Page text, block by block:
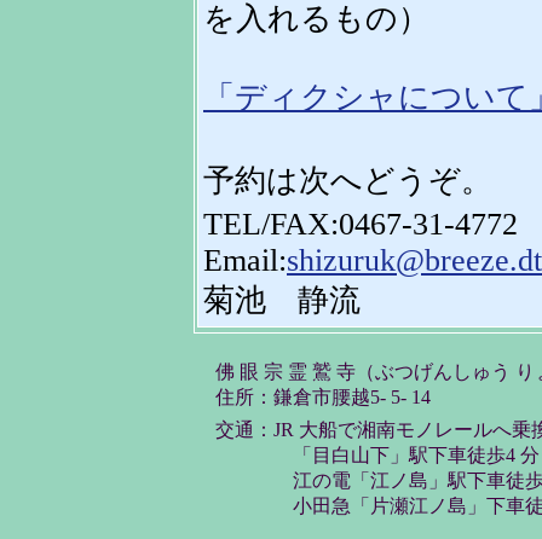
を入れるもの）
「ディクシャについて
予約は次へどうぞ。
TEL/FAX:0467-31-4772
Email:
菊池 静流
佛 眼 宗 霊 鷲 寺（ぶつげんしゅう り
住所：鎌倉市腰越5- 5- 14
交通：JR 大船で湘南モノレールへ乗
「目白山下」駅下車徒歩4 分
江の電「江ノ島」駅下車徒歩
小田急「片瀬江ノ島」下車徒